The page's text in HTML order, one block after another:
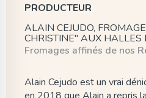
PRODUCTEUR
ALAIN CEJUDO,
CHRISTINE" AUX HALLES
Fromages affinés de nos
Alain Cejudo est un vrai